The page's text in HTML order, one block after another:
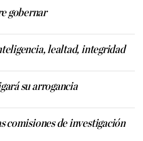
gobernar
lealtad, integridad
su arrogancia
comisiones de investigación